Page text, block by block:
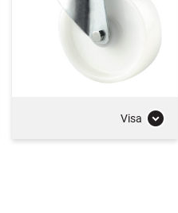
Visa